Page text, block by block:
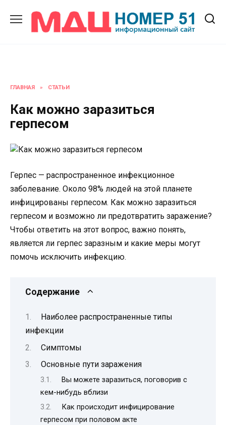
содержанию
ГЛАВНАЯ » СТАТЬИ
Как можно заразиться
герпесом
Герпес — распространенное инфекционное
заболевание. Около 98% людей на этой планете
инфицированы герпесом. Как можно заразиться
герпесом и возможно ли предотвратить заражение?
Чтобы ответить на этот вопрос, важно понять,
является ли герпес заразным и какие меры могут
помочь исключить инфекцию.
Содержание
Наиболее распространенные типы
инфекции
Симптомы
Основные пути заражения
Вы можете заразиться, поговорив с
кем-нибудь вблизи
Как происходит инфицирование
герпесом при половом акте